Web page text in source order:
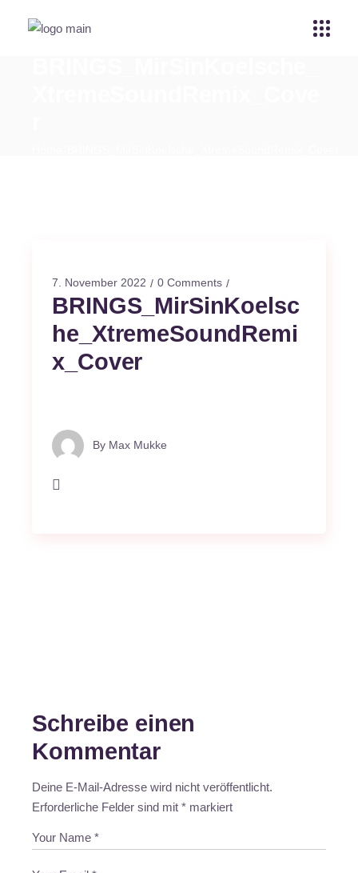
7. November 2022 0 Comments
BRINGS_MirSinKoelsc
he_XtremeSoundRemi
x_Cover
By Max Mukke
Schreibe einen
Kommentar
Deine E-Mail-Adresse wird nicht veröffentlicht.
Erforderliche Felder sind mit* markiert